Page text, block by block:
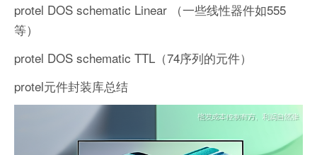
protel DOS schematic Linear （一些线性器件如555
等）
protel DOS schematic TTL（74序列的元件）
protel元件封装库总结